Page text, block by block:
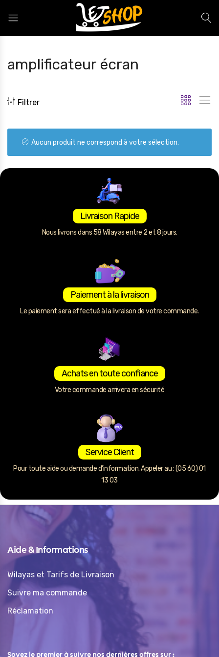
amplificateur écran
Filtrer
Aucun produit ne correspond à votre sélection.
Livraison Rapide
Nous livrons dans 58 Wilayas entre 2 et 8 jours.
Paiement à la livraison
Le paiement sera effectué à la livraison de votre commande.
Achats en toute confiance
Votre commande arrivera en sécurité
Service Client
Pour toute aide ou demande d’information. Appeler au : (05 60) 01
13 03
Aide & Informations
Wilayas et Tarifs de Livraison
Suivre ma commande
Réclamation
Soyez le premier à suivre nos dernières offres sur :